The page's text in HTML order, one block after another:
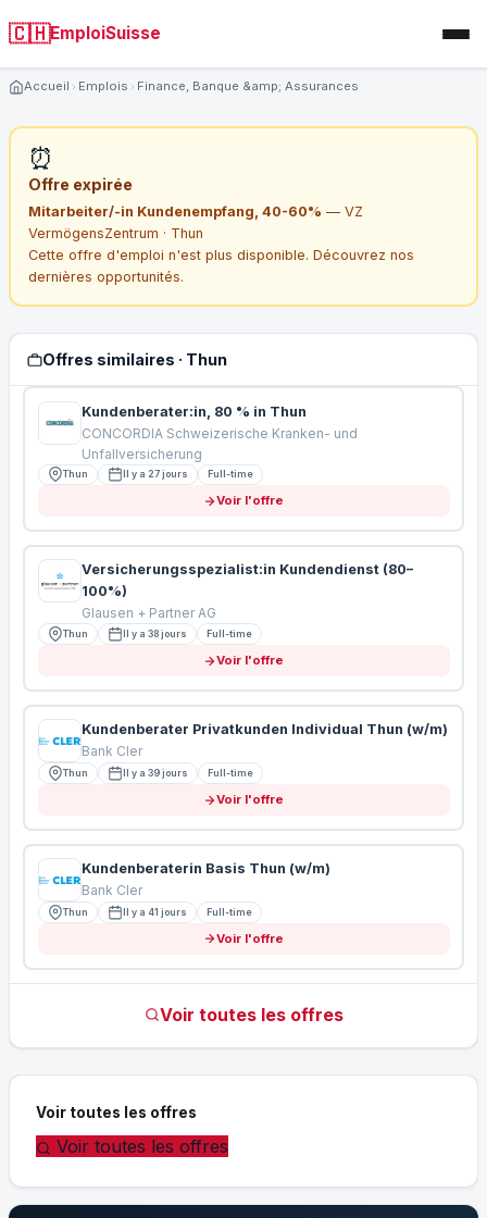
🇨🇭EmploiSuisse
Accueil Emplois Finance, Banque &amp; Assurances
⏰
Offre expirée
Mitarbeiter/-in Kundenempfang, 40-60% — VZ
VermögensZentrum · Thun
Cette offre d'emploi n'est plus disponible. Découvrez nos
dernières opportunités.
Offres similaires · Thun
Kundenberater:in, 80 % in Thun
CONCORDIA Schweizerische Kranken- und
Unfallversicherung
Thun Il y a 27 jours Full-time
Voir l'offre
Versicherungsspezialist:in Kundendienst (80–
100%)
Glausen + Partner AG
Thun Il y a 38 jours Full-time
Voir l'offre
Kundenberater Privatkunden Individual Thun (w/m)
Bank Cler
Thun Il y a 39 jours Full-time
Voir l'offre
Kundenberaterin Basis Thun (w/m)
Bank Cler
Thun Il y a 41 jours Full-time
Voir l'offre
Voir toutes les offres
Voir toutes les offres
Voir toutes les offres